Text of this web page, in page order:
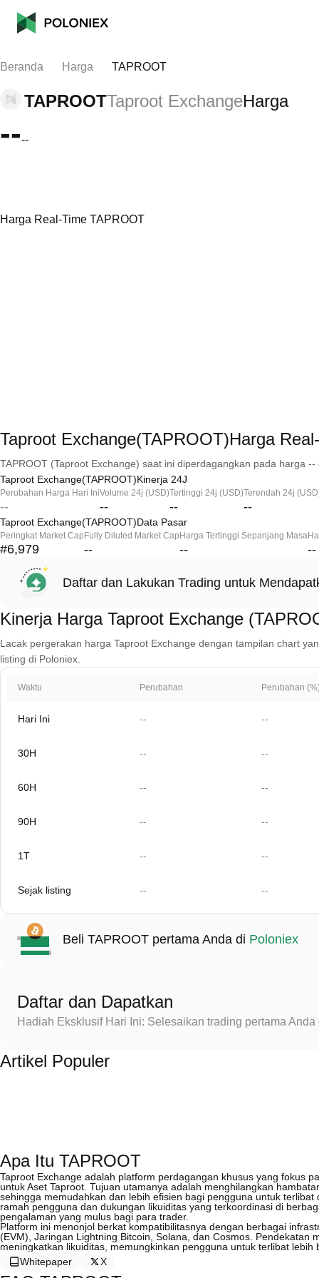
Beranda Harga TAPROOT
TAPROOTTaproot ExchangeHarga
----
Harga Real-Time TAPROOT
Taproot Exchange(TAPROOT)Harga
TAPROOT (Taproot Exchange) saat ini diperdagangkan pada harga
Taproot Exchange(TAPROOT)Kinerja 24J
Perubahan Harga Hari Ini
--
Volume 24j (USD)
--
Tertinggi 24j (USD)
--
Terendah 24j
--
Taproot Exchange(TAPROOT)Data Pasar
Peringkat Market Cap
#6,979
Fully Diluted Market Cap
--
Harga Tertinggi Sepanjang Masa
-- --
Daftar dan Lakukan Trading untuk
Kinerja Harga Taproot Exchange
Lacak pergerakan harga Taproot Exchange dengan tampilan chart
listing di Poloniex.
Waktu Perubahan Perubahan
Hari Ini -- --
30H -- --
60H -- --
90H -- --
1T -- --
Sejak listing -- --
Beli TAPROOT pertama Anda di Poloniex
Daftar dan Dapatkan
Hadiah Eksklusif Hari Ini: Selesaikan trading pertama
Artikel Populer
Apa Itu TAPROOT
Taproot Exchange adalah platform perdagangan khusus yang fokus
untuk Aset Taproot. Tujuan utamanya adalah menghilangkan
sehingga memudahkan dan lebih efisien bagi pengguna untuk
ramah pengguna dan dukungan likuiditas yang terkoordinasi di
pengalaman yang mulus bagi para trader.
Platform ini menonjol berkat kompatibilitasnya dengan berbagai
(EVM), Jaringan Lightning Bitcoin, Solana, dan Cosmos. Pendekatan
meningkatkan likuiditas, memungkinkan pengguna untuk terlibat
Whitepaper
X